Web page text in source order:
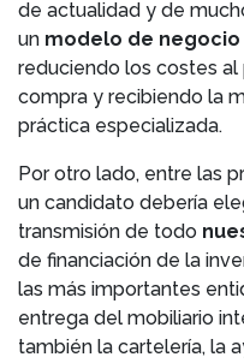
de actualidad y de
un modelo de
reduciendo los costes
compra y recibiendo la
práctica especializada.
Por otro lado, entre las
un candidato debería
transmisión de todo
de financiación de la
las más importantes
entrega del mobiliario
también la cartelería, la